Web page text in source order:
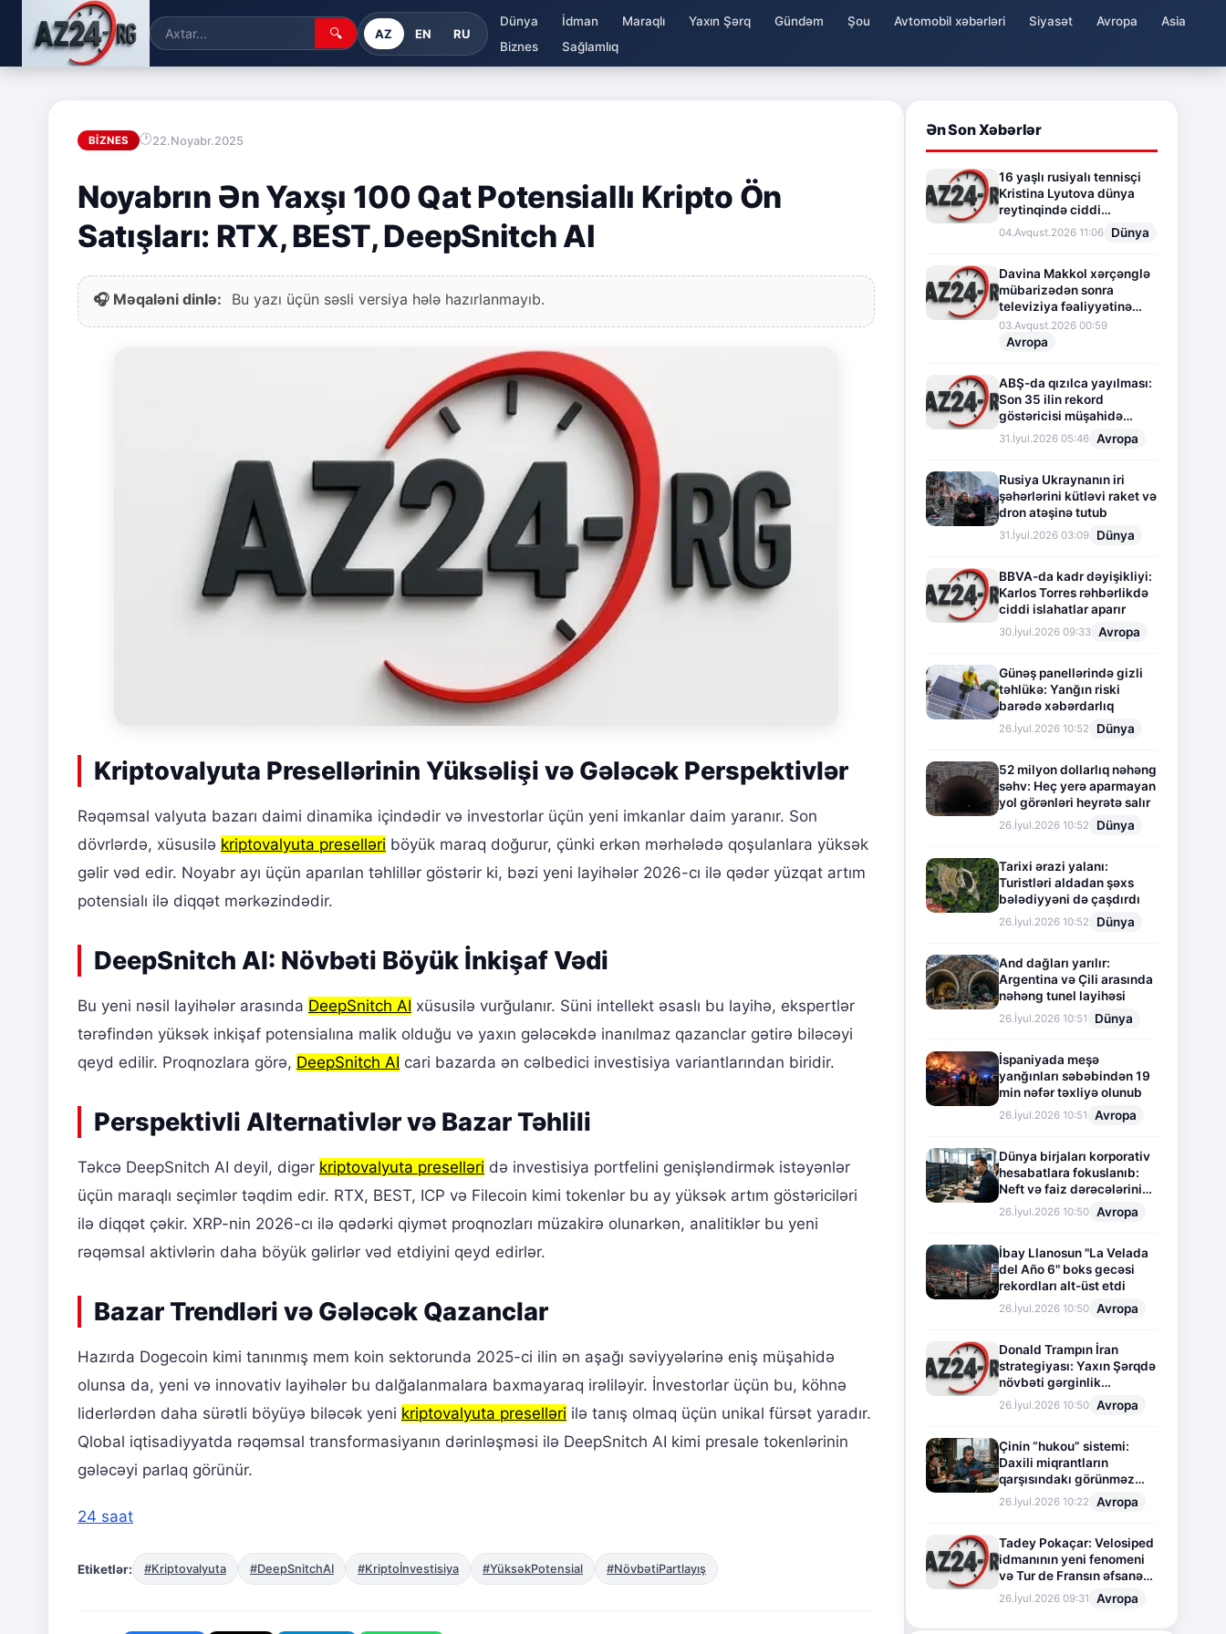
🔍 AZ EN RU
Dünya İdman Maraqlı Yaxın Şərq Gündəm Şou Avtomobil xəbərləri Siyasət Avropa
Asia
Biznes
Sağlamlıq
BIZNES 22.Noyabr.2025
Noyabrın Ən Yaxşı 100 Qat Potensiallı Kripto Ön
Satışları: RTX, BEST, DeepSnitch AI
🎧 Məqaləni dinlə: Bu yazı üçün səsli versiya hələ hazırlanmayıb.
Kriptovalyuta Presellərinin Yüksəlişi və Gələcək Perspektivlər
Rəqəmsal valyuta bazarı daimi dinamika içindədir və investorlar üçün yeni imkanlar daim yaranır. Son
dövrlərdə, xüsusilə kriptovalyuta preselləri böyük maraq doğurur, çünki erkən mərhələdə qoşulanlara yüksək
gəlir vəd edir. Noyabr ayı üçün aparılan təhlillər göstərir ki, bəzi yeni layihələr 2026-cı ilə qədər yüzqat artım
potensialı ilə diqqət mərkəzindədir.
DeepSnitch AI: Növbəti Böyük İnkişaf Vədi
Bu yeni nəsil layihələr arasında DeepSnitch AI xüsusilə vurğulanır. Süni intellekt əsaslı bu layihə, ekspertlər
tərəfindən yüksək inkişaf potensialına malik olduğu və yaxın gələcəkdə inanılmaz qazanclar gətirə biləcəyi
qeyd edilir. Proqnozlara görə, DeepSnitch AI cari bazarda ən cəlbedici investisiya variantlarından biridir.
Perspektivli Alternativlər və Bazar Təhlili
Təkcə DeepSnitch AI deyil, digər kriptovalyuta preselləri də investisiya portfelini genişləndirmək istəyənlər
üçün maraqlı seçimlər təqdim edir. RTX, BEST, ICP və Filecoin kimi tokenlər bu ay yüksək artım göstəriciləri
ilə diqqət çəkir. XRP-nin 2026-cı ilə qədərki qiymət proqnozları müzakirə olunarkən, analitiklər bu yeni
rəqəmsal aktivlərin daha böyük gəlirlər vəd etdiyini qeyd edirlər.
Bazar Trendləri və Gələcək Qazanclar
Hazırda Dogecoin kimi tanınmış mem koin sektorunda 2025-ci ilin ən aşağı səviyyələrinə eniş müşahidə
olunsa da, yeni və innovativ layihələr bu dalğalanmalara baxmayaraq irəliləyir. İnvestorlar üçün bu, köhnə
liderlərdən daha sürətli böyüyə biləcək yeni kriptovalyuta preselləri ilə tanış olmaq üçün unikal fürsət yaradır.
Qlobal iqtisadiyyatda rəqəmsal transformasiyanın dərinləşməsi ilə DeepSnitch AI kimi presale tokenlərinin
gələcəyi parlaq görünür.
24 saat
Etiketlər: #Kriptovalyuta #DeepSnitchAI #Kriptoİnvestisiya #YüksəkPotensial #NövbətiPartlayış
Ən Son Xəbərlər
16 yaşlı rusiyalı tennisçi
Kristina Lyutova dünya
reytinqində ciddi
irəliləyişə imza atdı
04.Avqust.2026 11:06 Dünya
Davina Makkol xərçənglə
mübarizədən sonra
televiziya fəaliyyətinə
fasilə verir
03.Avqust.2026 00:59
Avropa
ABŞ-da qızılca yayılması:
Son 35 ilin rekord
göstəricisi müşahidə
olunur
31.İyul.2026 05:46 Avropa
Rusiya Ukraynanın iri
şəhərlərini kütləvi raket və
dron atəşinə tutub
31.İyul.2026 03:09 Dünya
BBVA-da kadr dəyişikliyi:
Karlos Torres rəhbərlikdə
ciddi islahatlar aparır
30.İyul.2026 09:33 Avropa
Günəş panellərində gizli
təhlükə: Yanğın riski
barədə xəbərdarlıq
26.İyul.2026 10:52 Dünya
52 milyon dollarlıq nəhəng
səhv: Heç yerə aparmayan
yol görənləri heyrətə salır
26.İyul.2026 10:52 Dünya
Tarixi ərazi yalanı:
Turistləri aldadan şəxs
bələdiyyəni də çaşdırdı
26.İyul.2026 10:52 Dünya
And dağları yarılır:
Argentina və Çili arasında
nəhəng tunel layihəsi
26.İyul.2026 10:51 Dünya
İspaniyada meşə
yanğınları səbəbindən 19
min nəfər təxliyə olunub
26.İyul.2026 10:51 Avropa
Dünya birjaları korporativ
hesabatlara fokuslanıb:
Neft və faiz dərəcələrinin
təsiri altında cari vəziyyət
26.İyul.2026 10:50 Avropa
İbay Llanosun "La Velada
del Año 6" boks gecəsi
rekordları alt-üst etdi
26.İyul.2026 10:50 Avropa
Donald Trampın İran
strategiyası: Yaxın Şərqdə
növbəti gərginlik
mərhələsi
26.İyul.2026 10:50 Avropa
Çinin “hukou” sistemi:
Daxili miqrantların
qarşısındakı görünməz
sədd
26.İyul.2026 10:22 Avropa
Tadey Pokaçar: Velosiped
idmanının yeni fenomeni
və Tur de Fransın əfsanəvi
səhifəsi
26.İyul.2026 09:31 Avropa